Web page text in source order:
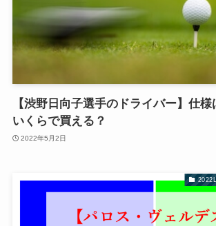
【渋野日向子選手のドライバー】仕
いくらで買える？
2022年5月2日